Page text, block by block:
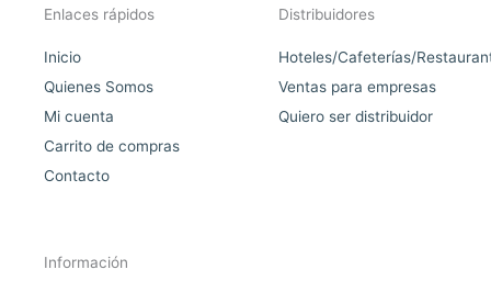
Enlaces rápidos
Inicio
Quienes Somos
Mi cuenta
Carrito de compras
Contacto
Distribuidores
Hoteles/Cafeterías/
Ventas para empresas
Quiero ser distribuidor
Información